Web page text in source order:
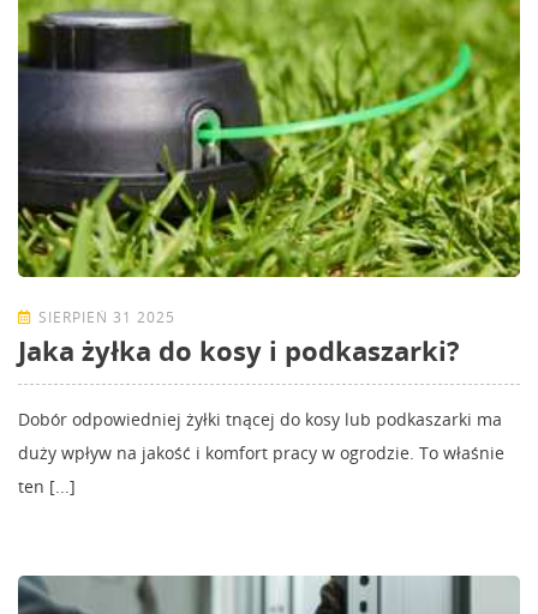
SIERPIEŃ 31 2025
Jaka żyłka do kosy i podkaszarki?
Dobór odpowiedniej żyłki tnącej do kosy lub podkaszarki ma
duży wpływ na jakość i komfort pracy w ogrodzie. To właśnie
ten [...]